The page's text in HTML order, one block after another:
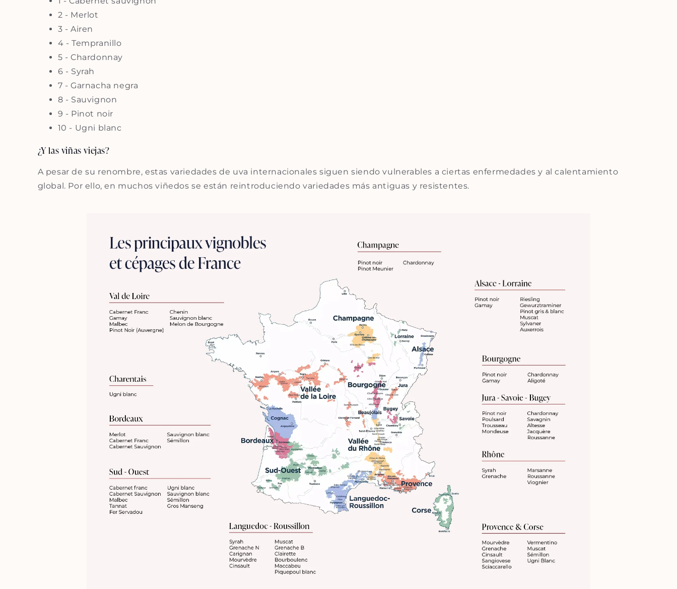
2 - Merlot
3 - Airen
4 - Tempranillo
5 - Chardonnay
6 - Syrah
7 - Garnacha negra
8 - Sauvignon
9 - Pinot noir
10 - Ugni blanc
¿Y las viñas viejas?
A pesar de su renombre, estas variedades de uva internacionales siguen siendo vulnerables a ciertas enfermedades y al calentamiento
global. Por ello, en muchos viñedos se están reintroduciendo variedades más antiguas y resistentes.